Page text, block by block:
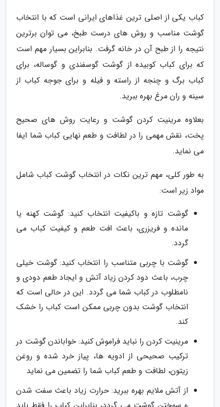
کباب یکی از اصلی ترین غذاهای ایرانی است که با انتخاب
گوشت مناسب و روش های درست طبخ، می توان برترین
نتیجه را از طبح آن در خانه گرفت. بنابراین بسیار مهم است
که برای کباب کوبیده از گوشت گوسفندی و گوساله، برای
کباب برگ و چنجه از راسته و فیله و برای جوجه کباب از
سینه و ران مرغ بهره ببرید.
بعلاوه مرینیت کردن گوشت و رعایت روش های صحیح
پخت، نقش مهمی را در لطافت و طعم نهایی کباب شما ایفا
می نماید.
به طور کلی، مهم ترین نکات در انتخاب گوشت کباب شامل
مواد زیر است:
گوشت تازه و باکیفیت انتخاب کنید: گوشت کهنه یا
مانده و فریزری، باعث افت طعم و کیفیت کباب می
گردد.
گوشت با چربی متناسب را انتخاب کنید: گوشت خیلی
چرب، باعث دود کردن زیاد آتش و ایجاد طعم دودی و
نامطلوب در کباب شما می گردد. این در حالی است که
انتخاب گوشت بدون چربی ممکن است کباب را خشک
کند.
مرینیت کردن را نباید فراموش کنید: خواباندن گوشت در
ترکیب صحیحی از ادویه ها، پیاز خرد شده و روغن
زیتون، لطافت و طعم کباب شما را تضمین می نماید
از آتش ملایم بهره ببرید: حرارت زیاد باعث سفت شدن